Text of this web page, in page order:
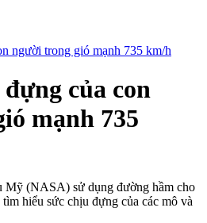
của con
mạnh 735
Mỹ (NASA) sử dụng đường hầm cho
hiểu sức chịu đựng của các mô và